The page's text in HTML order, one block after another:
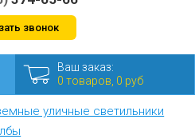
звонок
Ваш заказ:
0 товаров, 0 руб
уличные светильники